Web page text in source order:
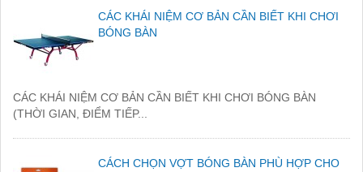
CÁC KHÁI NIỆM CƠ BẢN CẦN BIẾT KHI CHƠI
BÓNG BÀN
CÁC KHÁI NIỆM CƠ BẢN CẦN BIẾT KHI CHƠI BÓNG BÀN
(THỜI GIAN, ĐIỂM TIẾP...
CÁCH CHỌN VỢT BÓNG BÀN PHÙ HỢP CHO